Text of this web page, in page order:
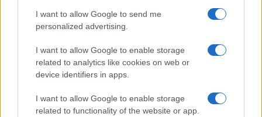
I want to allow Google to send me
personalized advertising.
I want to allow Google to enable storage
related to analytics like cookies on web or
device identifiers in apps.
I want to allow Google to enable storage
related to functionality of the website or app.
ΕΛΑΣ: Φυτεία με περισσότερα από 2.000
δενδρύλλια κάνναβης εντοπίστηκε σε δύσβατη
δασική περιοχή στη Φθιώτιδα
7/08/2026 - 1:32μμ